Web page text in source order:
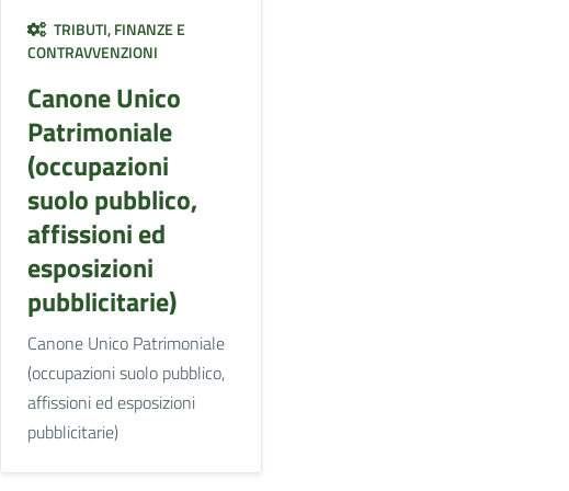
TRIBUTI, FINANZE E
CONTRAVVENZIONI
Canone Unico
Patrimoniale
(occupazioni
suolo pubblico,
affissioni ed
esposizioni
pubblicitarie)
Canone Unico Patrimoniale
(occupazioni suolo pubblico,
affissioni ed esposizioni
pubblicitarie)